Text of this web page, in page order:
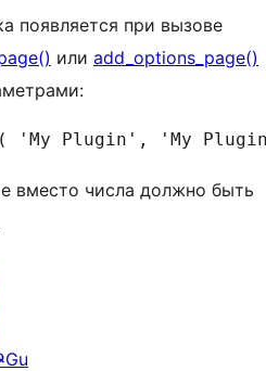
появляется при вызове
или add_options_page()
'My Plugin', 'My
вместо числа должно быть